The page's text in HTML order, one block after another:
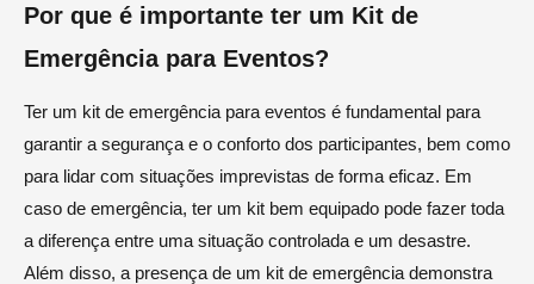
Por que é importante ter um Kit de
Emergência para Eventos?
Ter um kit de emergência para eventos é fundamental para
garantir a segurança e o conforto dos participantes, bem como
para lidar com situações imprevistas de forma eficaz. Em
caso de emergência, ter um kit bem equipado pode fazer toda
a diferença entre uma situação controlada e um desastre.
Além disso, a presença de um kit de emergência demonstra